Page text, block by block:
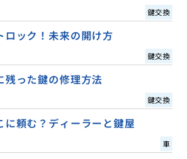
鍵交換
ロック！未来の開け方
鍵交換
残った鍵の修理方法
鍵交換
に頼む？ディーラーと鍵屋
車